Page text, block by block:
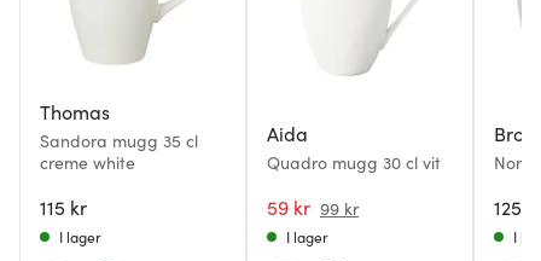
Thomas
Sandora mugg 35 cl
creme white
115 kr
I lager
Aida
Quadro mugg 30 cl vit
59 kr 99 kr
I lager
125
I